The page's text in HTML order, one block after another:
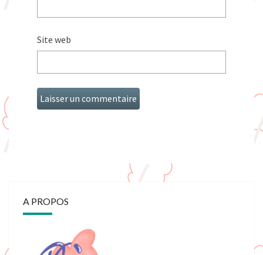
Site web
A PROPOS